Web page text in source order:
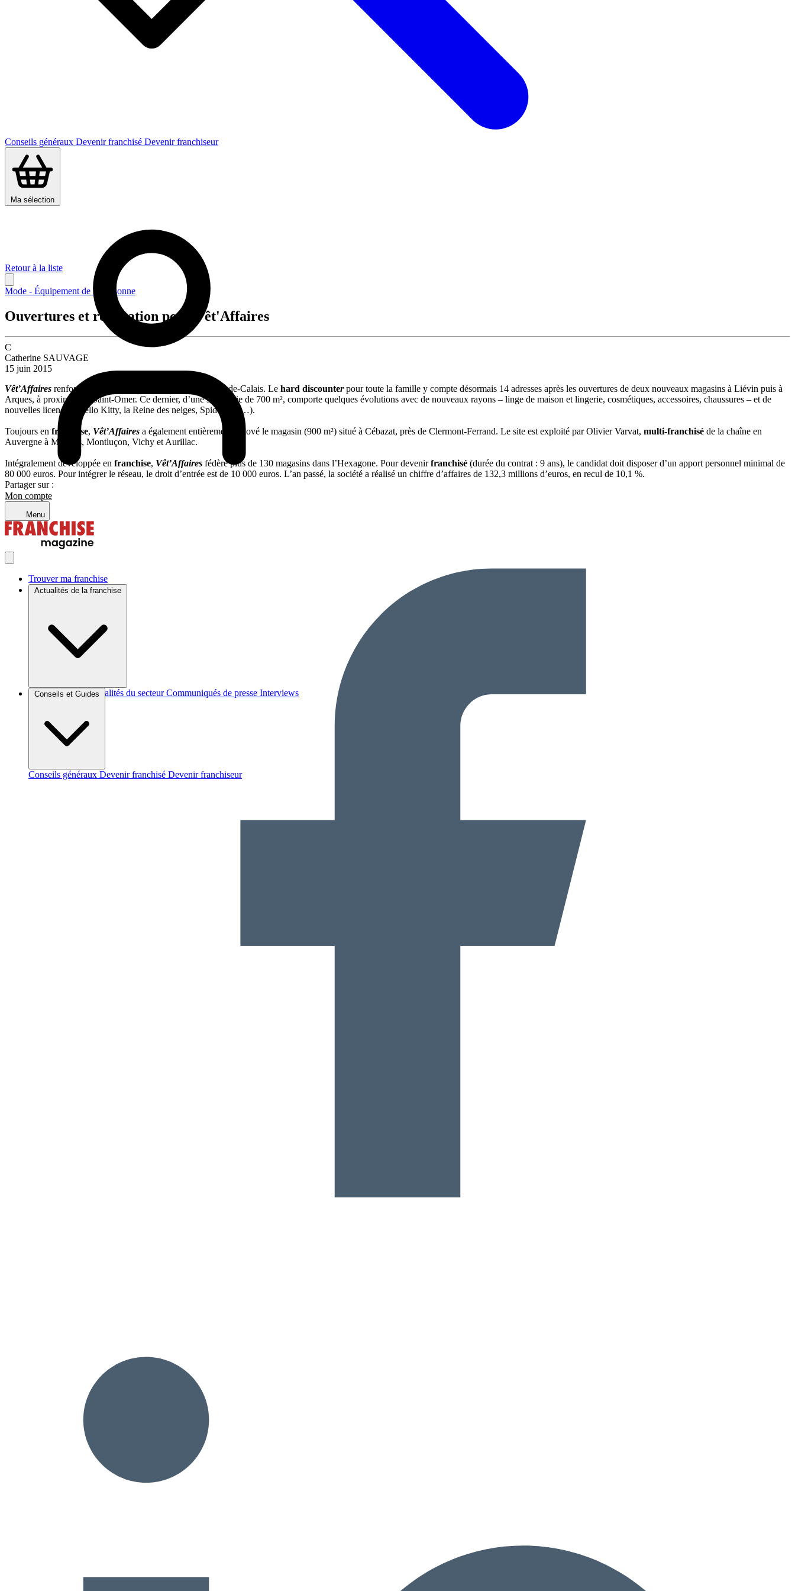
Conseils généraux Devenir franchisé Devenir franchiseur
Ma sélection
Mon compte
Menu
Trouver ma franchise
Actualités de la franchise
Brèves et actus Actualités du secteur Communiqués de presse Interviews
Conseils et Guides
Conseils généraux Devenir franchisé Devenir franchiseur
Retour à la liste
Mode - Équipement de la personne
Ouvertures et rénovation pour Vêt'Affaires
C
Catherine SAUVAGE
15 juin 2015
Vêt’Affaires renforce son réseau de distribution dans le Pas-de-Calais. Le hard discounterpour toute la famille y compte désormais 14 adresses après les ouvertures de deux nouveaux magasins à Liévin puis à
Arques, à proximité de Saint-Omer. Ce dernier, d’une superficie de 700 m², comporte quelques évolutions avec de nouveaux rayons – linge de maison et lingerie, cosmétiques, accessoires, chaussures – et de
nouvelles licences (Hello Kitty, la Reine des neiges, Spiderman…).
Toujours en franchise, Vêt’Affaires a également entièrement rénové le magasin (900 m²) situé à Cébazat, près de Clermont-Ferrand. Le site est exploité par Olivier Varvat, multi-franchisé de la chaîne en
Auvergne à Moulins, Montluçon, Vichy et Aurillac.
Intégralement développée en franchise, Vêt’Affaires fédère plus de 130 magasins dans l’Hexagone. Pour devenirfranchisé (durée du contrat : 9 ans), le candidat doit disposer d’un apport personnel minimal de
80 000 euros. Pour intégrer le réseau, le droit d’entrée est de 10 000 euros. L’an passé, la société a réalisé un chiffre d’affaires de 132,3 millions d’euros, en recul de 10,1 %.
Partager sur :